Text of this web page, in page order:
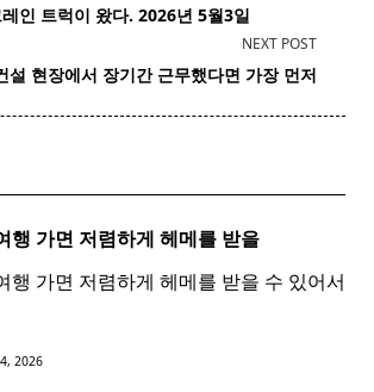
인 트럭이 왔다. 2026년 5월3일
NEXT POST
설 현장에서 장기간 근무했다면 가장 먼저
행 가면 저렴하게 헤메를 받을
행 가면 저렴하게 헤메를 받을 수 있어서
2026